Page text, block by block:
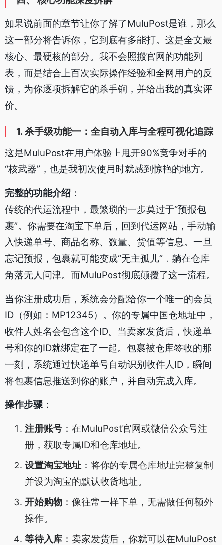
如果说前面的章节让你了解了MuluPost是谁，那么
这一部分将告诉你，它到底有多能打。这是全文最
核心、最硬核的部分。我不会照搬官网的功能列
表，而是结合上百次实际操作经验和全网用户的反
馈，为你逐项拆解它的杀手锏，并给出我的真实评
价。
1. 杀手级功能一：全自动入库与全程可视化追踪
这是MuluPost在用户体验上甩开90%竞争对手的
“核武器”，也是我初次使用时就感到惊艳的地方。
完整的功能介绍 ：
传统的代运流程中，最繁琐的一步莫过于“预报包
裹”。你需要在淘宝下单后，回到代运网站，手动输
入快递单号、商品名称、数量、货值等信息。一旦
忘记预报，包裹就可能变成“无主孤儿”，躺在仓库
角落无人问津。而MuluPost彻底颠覆了这一流程。
当你注册成功后，系统会分配给你一个唯一的会员
ID（例如：MP12345）。你的专属中国仓地址中，
收件人姓名会包含这个ID。当卖家发货后，快递单
号和你的ID就绑定在了一起。包裹被仓库签收的那
一刻，系统通过快递单号自动识别收件人ID，瞬间
将包裹信息推送到你的账户，并自动完成入库。
操作步骤 ：
注册账号 ：在MuluPost官网或微信公众号注
册，获取专属ID和仓库地址。
设置淘宝地址 ：将你的专属仓库地址完整复制
并设为淘宝的默认收货地址。
开始购物 ：像往常一样下单，无需做任何额外
操作。
等待入库 ：卖家发货后，你就可以在MuluPost